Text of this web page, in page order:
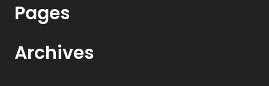
Pages
Archives